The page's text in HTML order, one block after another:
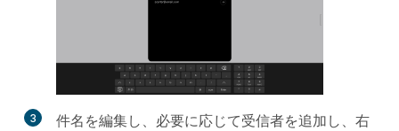
3
件名を編集し、必要に応じて受信者を追加し、右